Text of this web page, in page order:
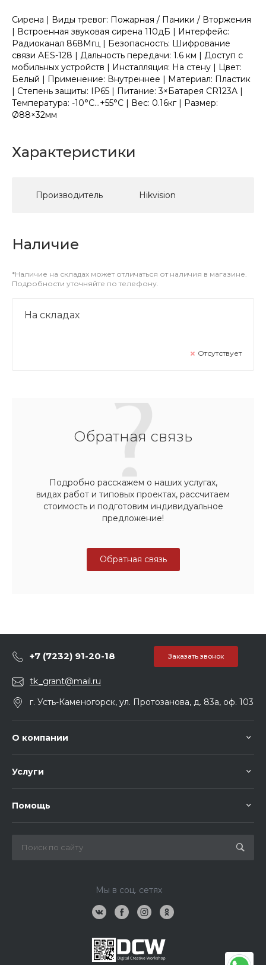
Сирена | Виды тревог: Пожарная / Паники / Вторжения
| Встроенная звуковая сирена 110дБ | Интерфейс:
Радиоканал 868Мгц | Безопасность: Шифрование
связи AES-128 | Дальность передачи: 1.6 км | Доступ с
мобильных устройств | Инсталляция: На стену | Цвет:
Белый | Применение: Внутреннее | Материал: Пластик
| Степень защиты: IP65 | Питание: 3×Батарея CR123A |
Температура: -10°C...+55°C | Вес: 0.16кг | Размер:
Ø88×32мм
Характеристики
Производитель Hikvision
Наличие
*Наличие на складах может отличаться от наличия в магазине.
Подробности уточняйте по телефону.
На складах
Отсутствует
Обратная связь
Подробно расскажем о наших услугах,
видах работ и типовых проектах, рассчитаем
стоимость и подготовим индивидуальное
предложение!
Обратная связь
+7 (7232) 91-20-18 Заказать звонок
tk_grant@mail.ru
г. Усть-Каменогорск, ул. Протозанова, д. 83а, оф. 103
О компании
Услуги
Помощь
Мы в соц. сетях